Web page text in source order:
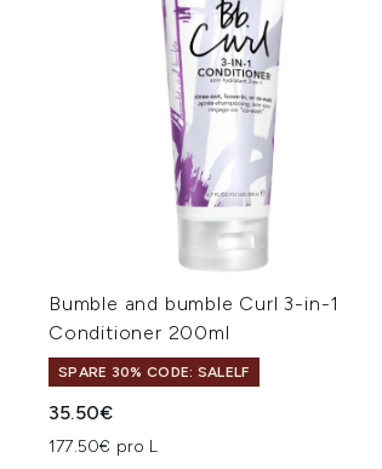
Bumble and bumble Curl 3-in-1
Conditioner 200ml
SPARE 30% CODE: SALELF
35.50€
177.50€ pro L